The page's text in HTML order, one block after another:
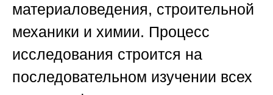
материаловедения, строительной
механики и химии. Процесс
исследования строится на
последовательном изучении всех